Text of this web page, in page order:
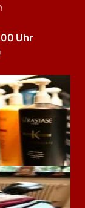
Uhr